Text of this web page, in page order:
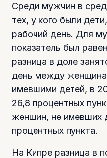
Среди мужчин в
тех, у кого были
рабочий день. Для
показатель был
разница в доле
день между
имевшими детей, в
26,8 процентных
женщин, не имевших
процентных пункта.
На Кипре разница в